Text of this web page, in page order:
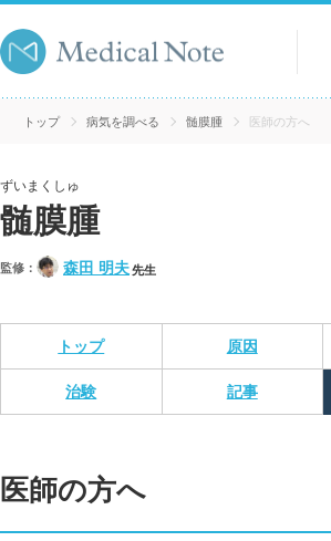
トップ 病気を調べる 髄膜腫 医師の方へ
ずいまくしゅ
髄膜腫
監修： 森田 明夫先生
トップ 原因
治験 記事
医師の方へ